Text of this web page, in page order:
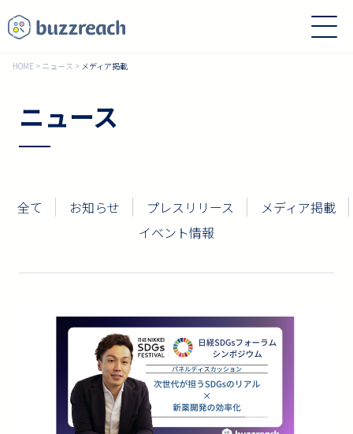
HOME > ニュース > メディア掲載
ニュース
全て お知らせ プレスリリース
メディア掲載
イベント情報